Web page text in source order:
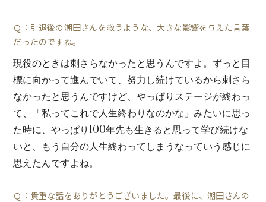
Ｑ：引退後の潮田さんを救うような、大きな影響を与えた言葉
だったのですね。
現役のときは刺さらなかったと思うんですよ。ずっと目
標に向かって進んでいて、努力し続けているから刺さら
なかったと思うんですけど、やっぱりステージが終わっ
て、「私ってこれで人生終わりなのかな」みたいに思っ
た時に、やっぱり100年先も生きると思って学び続けな
いと、もう自分の人生終わってしまうなっていう感じに
思えたんですよね。
Ｑ：貴重な話をありがとうございました。最後に、潮田さんの